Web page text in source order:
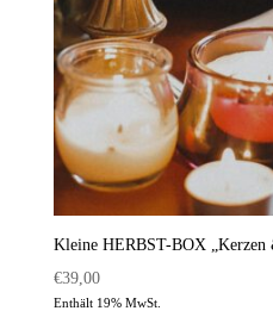
Kleine HERBST-BOX „Kerzen
€39,00
Enthält 19% MwSt.